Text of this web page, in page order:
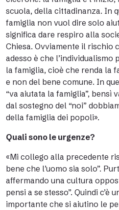
scuola, della cittadinanza. In
famiglia non vuol dire solo
significa dare respiro alla
Chiesa. Ovviamente il rischio
adesso è che l’individualismo
la famiglia, cioè che renda la
e non del bene comune. In
“va aiutata la famiglia”, bensì
dal sostegno del “noi”
della famiglia dei popoli».
Quali sono le urgenze?
«Mi collego alla precedente
bene che l’uomo sia solo”.
affermando una cultura
pensi a se stesso”. Quindi c’è
importante che si aiutino le